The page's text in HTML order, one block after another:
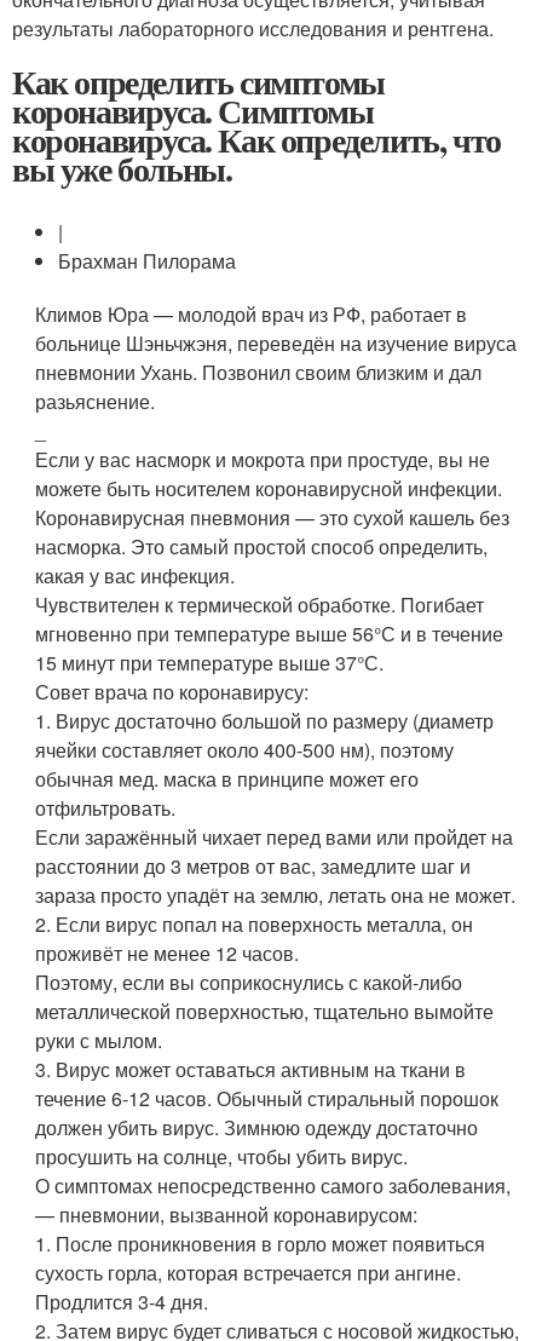
результаты лабораторного исследования и рентгена.
Как определить симптомы
коронавируса. Симптомы
коронавируса. Как определить, что
вы уже больны.
|
Брахман Пилорама
Климов Юра — молодой врач из РФ, работает в
больнице Шэньчжэня, переведён на изучение вируса
пневмонии Ухань. Позвонил своим близким и дал
разьяснение.
Если у вас насморк и мокрота при простуде, вы не
можете быть носителем коронавирусной инфекции.
Коронавирусная пневмония — это сухой кашель без
насморка. Это самый простой способ определить,
какая у вас инфекция.
Чувствителен к термической обработке. Погибает
мгновенно при температуре выше 56°С и в течение
15 минут при температуре выше 37°С.
Совет врача по коронавирусу:
1. Вирус достаточно большой по размеру (диаметр
ячейки составляет около 400-500 нм), поэтому
обычная мед. маска в принципе может его
отфильтровать.
Если заражённый чихает перед вами или пройдет на
расстоянии до 3 метров от вас, замедлите шаг и
зараза просто упадёт на землю, летать она не может.
2. Если вирус попал на поверхность металла, он
проживёт не менее 12 часов.
Поэтому, если вы соприкоснулись с какой-либо
металлической поверхностью, тщательно вымойте
руки с мылом.
3. Вирус может оставаться активным на ткани в
течение 6-12 часов. Обычный стиральный порошок
должен убить вирус. Зимнюю одежду достаточно
просушить на солнце, чтобы убить вирус.
О симптомах непосредственно самого заболевания,
— пневмонии, вызванной коронавирусом:
1. После проникновения в горло может появиться
сухость горла, которая встречается при ангине.
Продлится 3-4 дня.
2. Затем вирус будет сливаться с носовой жидкостью,